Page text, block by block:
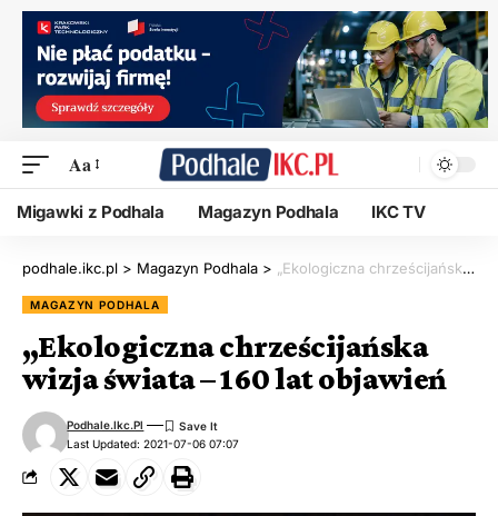
Aa
Migawki z Podhala Magazyn Podhala IKC TV
podhale.ikc.pl > Magazyn Podhala > „Ekologiczna chrześcijańska wizja świata – 160 lat objawień
MAGAZYN PODHALA
„Ekologiczna chrześcijańska
wizja świata – 160 lat objawień
Last Updated: 2021-07-06 07:07
Podhale.ikc.pl